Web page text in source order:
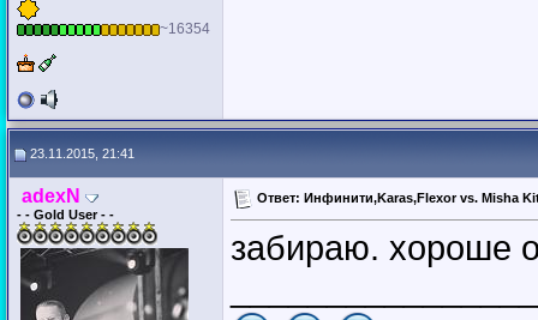
~16354
23.11.2015, 21:41
adexN
- - Gold User - -
Ответ: Инфинити,Karas,Flexor vs. Misha
забираю. хороше